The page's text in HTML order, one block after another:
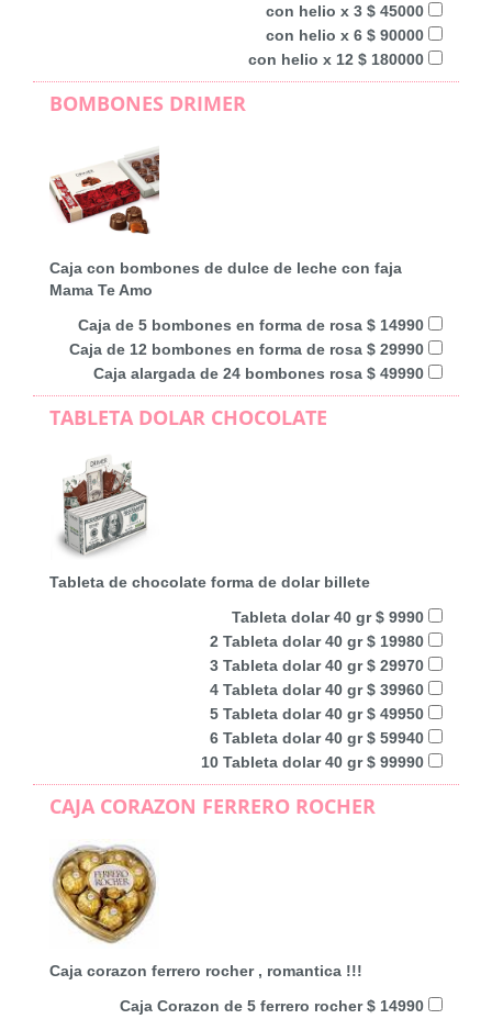
con helio x 3 $ 45000
con helio x 6 $ 90000
con helio x 12 $ 180000
BOMBONES DRIMER
Caja con bombones de dulce de leche con faja
Mama Te Amo
Caja de 5 bombones en forma de rosa $ 14990
Caja de 12 bombones en forma de rosa $ 29990
Caja alargada de 24 bombones rosa $ 49990
TABLETA DOLAR CHOCOLATE
Tableta de chocolate forma de dolar billete
Tableta dolar 40 gr $ 9990
2 Tableta dolar 40 gr $ 19980
3 Tableta dolar 40 gr $ 29970
4 Tableta dolar 40 gr $ 39960
5 Tableta dolar 40 gr $ 49950
6 Tableta dolar 40 gr $ 59940
10 Tableta dolar 40 gr $ 99990
CAJA CORAZON FERRERO ROCHER
Caja corazon ferrero rocher , romantica !!!
Caja Corazon de 5 ferrero rocher $ 14990